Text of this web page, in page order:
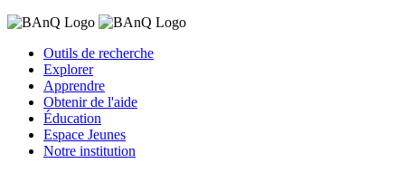
Outils de recherche
Explorer
Apprendre
Obtenir de l'aide
Éducation
Espace Jeunes
Notre institution